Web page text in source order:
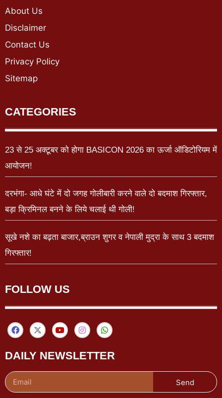
About Us
Disclaimer
Contact Us
Privacy Policy
Sitemap
CATEGORIES
23 से 25 अक्टूबर को होगा BASICON 2026 का ऊर्जा ऑडिटोरियम में
आयोजन!
दरभंगा- आधे घंटे में दो जगह गोलीबारी करने वाले दो बदमाश गिरफ्तार,
बड़ा क्रिमिनल बनने के लिये चलाई थी गोली!
सूखे नशे का बढ़ता बाजार,ब्राउन शुगर व नेपाली मुद्रा के साथ 3 बदमाश
गिरफ्तार!
FOLLOW US
DAILY NEWSLETTER
Send